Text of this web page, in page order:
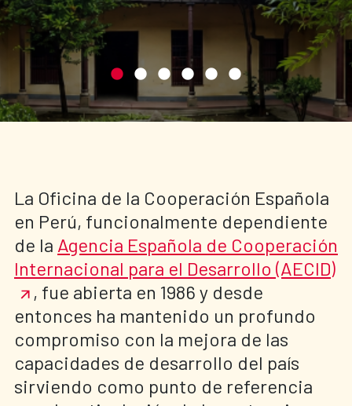
La Oficina de la Cooperación Española
en Perú, funcionalmente dependiente
de la Agencia Española de Cooperación
Internacional para el Desarrollo (AECID)
, fue abierta en 1986 y desde
entonces ha mantenido un profundo
compromiso con la mejora de las
capacidades de desarrollo del país
sirviendo como punto de referencia